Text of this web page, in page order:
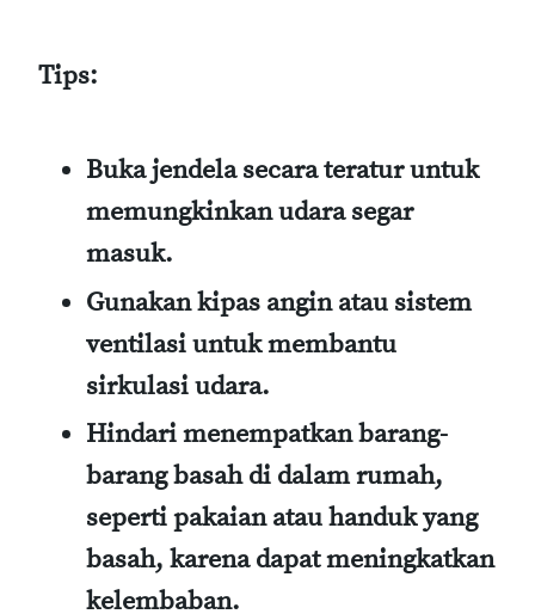
Tips:
Buka jendela secara teratur untuk
memungkinkan udara segar
masuk.
Gunakan kipas angin atau sistem
ventilasi untuk membantu
sirkulasi udara.
Hindari menempatkan barang-
barang basah di dalam rumah,
seperti pakaian atau handuk yang
basah, karena dapat meningkatkan
kelembaban.